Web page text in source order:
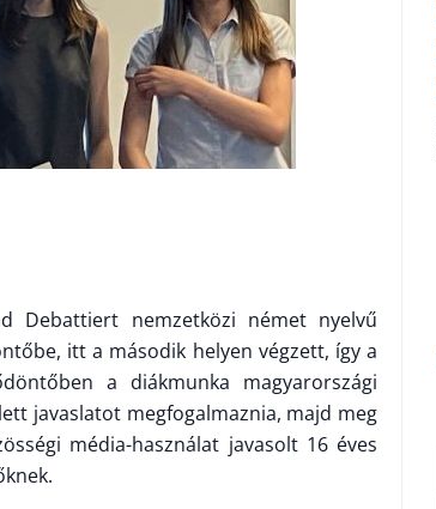
Debattiert nemzetközi német nyelvű
itt a második helyen végzett, így a
a diákmunka magyarországi
javaslatot megfogalmaznia, majd meg
média-használat javasolt 16 éves